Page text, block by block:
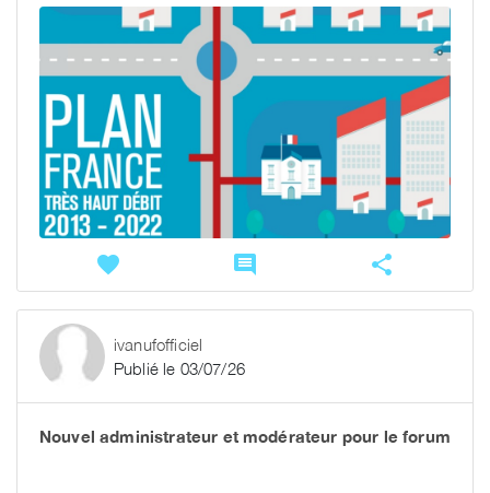
favorite comment share
ivanufofficiel
Publié le 03/07/26
Nouvel administrateur et modérateur pour le forum